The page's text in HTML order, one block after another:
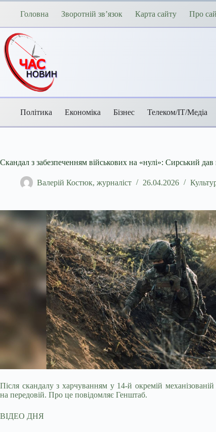
Перейти
Головна Зворотній зв’язок Карта сайту Про
Політика Економіка Бізнес Телеком/ІТ/Медіа
Скандал з забезпеченням військових на «нулі»: Сирський
Валерій Костюк, журналіст 26.04.2026
Після скандалу з харчуванням у 14-й окремій
на передовій. Про це повідомляє Генштаб.
ВІДЕО ДНЯ